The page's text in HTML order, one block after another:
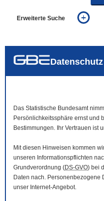
Erweiterte Suche
auch in allen Texten suchen
Datenschutz
Das Statistische Bundesamt
Persönlichkeitssphäre ernst und
Bestimmungen. Ihr Vertrauen ist
Mit diesen Hinweisen kommen
unseren Informationspflichten
Grundverordnung (DS-GVO) bei
Daten nach. Personenbezogene
unser Internet-Angebot.